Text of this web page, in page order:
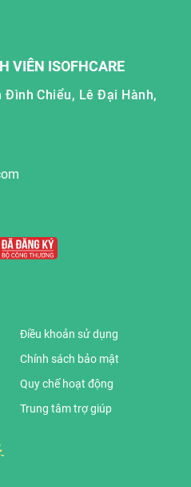
VIÊN ISOFHCARE
Đình Chiểu, Lê Đại Hành,
Điều khoản sử dụng
Chính sách bảo mật
Quy chế hoạt động
Trung tâm trợ giúp